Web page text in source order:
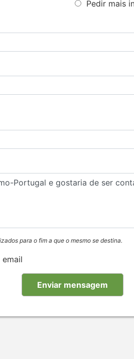
Pedir mais
para o fim a que o mesmo se destina.